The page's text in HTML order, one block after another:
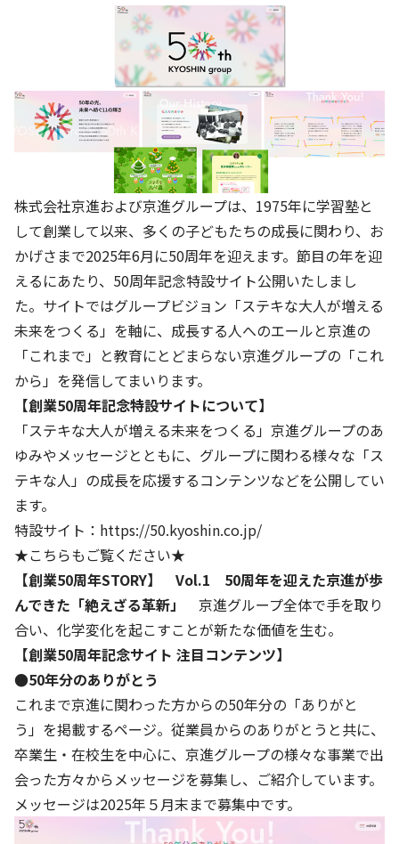
京進グループが目指す姿
子会社および関係会社
フランチャイズ事業
ソーシャルメディア公式アカウント
京進グループの事業所
ミャンマーへの支援活動
オリジナルバッグプロジェクト
清華・京進発展フォーラム
立木奨学金
価値創造の取り組み
DX（デジタル変革）
DXビジョン・DX戦略
Kyoshin Digital Academy
卓越した安全・安心を目指して
基本方針
安全と安心への取り組み
安全・安心にお通いいただくために
活動報告
お客様相談センター
メッセージアーカイブス
ビジョン／経営方針
連結業績・財務
IRライブラリー
IRカレンダー
ディスクロージャーポリシー
よくあるご質問
免責事項
IRお問合せ
京進リクルートInstagram
新卒採用デジタルパンフレット
中途採用
講師（アルバイト）募集
日本語教育事業 採用
介護事業 採用
特別警報発令時の授業について
Copyright © KYOSHIN Co., Ltd. All rights reserved.
株式会社京進および京進グループは、1975年に学習塾と
して創業して以来、多くの子どもたちの成長に関わり、お
かげさまで2025年6月に50周年を迎えます。節目の年を迎
えるにあたり、50周年記念特設サイト公開いたしまし
た。サイトではグループビジョン「ステキな大人が増える
未来をつくる」を軸に、成長する人へのエールと京進の
「これまで」と教育にとどまらない京進グループの「これ
から」を発信してまいります。
【創業50周年記念特設サイトについて】
「ステキな大人が増える未来をつくる」京進グループのあ
ゆみやメッセージとともに、グループに関わる様々な「ス
テキな人」の成長を応援するコンテンツなどを公開してい
ます。
特設サイト： https://50.kyoshin.co.jp/
★こちらもご覧ください★
【創業50周年STORY】 Vol.1
50周年を迎えた京進が歩
んできた「絶えざる革新」
京進グループ全体で手を取り
合い、化学変化を起こすことが新たな価値を生む。
【創業50周年記念サイト 注目コンテンツ】
●50年分のありがとう
これまで京進に関わった方からの50年分の「ありがと
う」を掲載するページ。従業員からのありがとうと共に、
卒業生・在校生を中心に、京進グループの様々な事業で出
会った方々からメッセージを募集し、ご紹介しています。
メッセージは2025年５月末まで募集中です。